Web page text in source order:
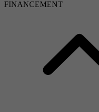
FINANCEMENT